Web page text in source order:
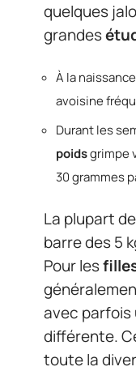
quelques
grandes
À la
avoisine
Durant les
poidsgrimpe
30 grammes
La plupart
barre des 5
Pour les
avec parfois
différente.
toute la